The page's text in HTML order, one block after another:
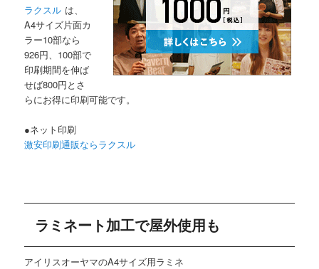
ラクスル は、
A4サイズ片面カ
ラー10部なら
926円、100部で
印刷期間を伸ば
せば800円とさ
らにお得に印刷可能です。
●ネット印刷
激安印刷通販ならラクスル
ラミネート加工で屋外使用も
アイリスオーヤマのA4サイズ用ラミネ